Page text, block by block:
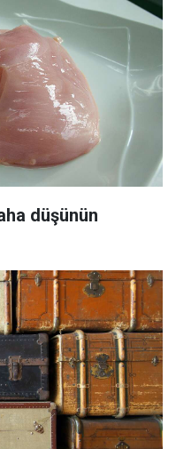
düşünün